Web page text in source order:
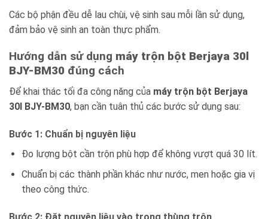
Các bộ phận đều dễ lau chùi, vệ sinh sau mỗi lần sử dụng,
đảm bảo vệ sinh an toàn thực phẩm.
Hướng dẫn sử dụng máy trộn bột Berjaya 30l
BJY-BM30 đúng cách
Để khai thác tối đa công năng của máy trộn bột Berjaya
30l BJY-BM30, bạn cần tuân thủ các bước sử dụng sau:
Bước 1: Chuẩn bị nguyên liệu
Đo lượng bột cần trộn phù hợp để không vượt quá 30 lít.
Chuẩn bị các thành phần khác như nước, men hoặc gia vị
theo công thức.